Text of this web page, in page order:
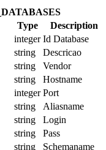
Type
Description
integer Id Database
string
Descricao
string
Vendor
string
Hostname
integer Port
string
Aliasname
string
Login
string
Pass
string
Schemaname